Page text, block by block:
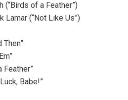
(“Birds of a Feather”)
Lamar (“Not Like Us”)
Then”
Feather”
Babe!”